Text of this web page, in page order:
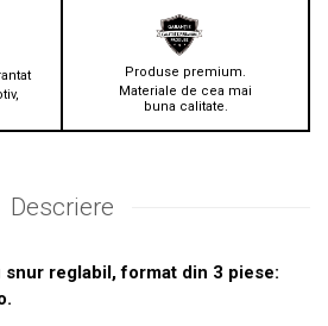
Produse premium.
Materiale de cea mai
buna calitate.
Descriere
snur reglabil, format din 3 piese: